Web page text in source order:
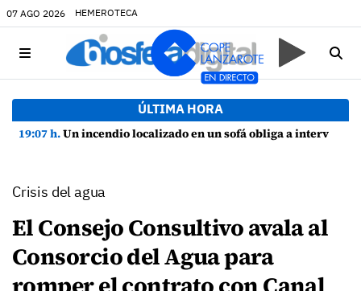
07 AGO 2026 HEMEROTECA
ÚLTIMA HORA
19:07 h.Un incendio localizado en un sofá obliga a intervenir en una vivienda de Playa Honda
Crisis del agua
El Consejo Consultivo avala al
Consorcio del Agua para